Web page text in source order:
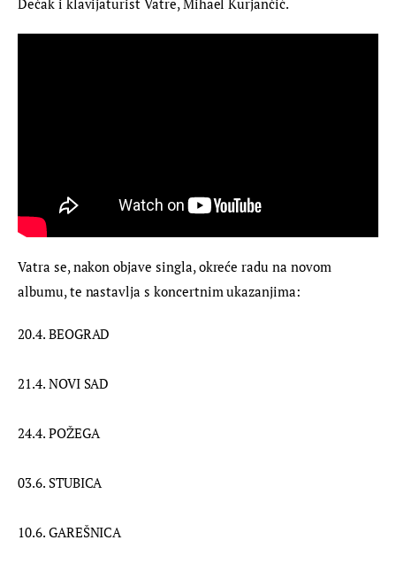
Dečak i klavijaturist Vatre, Mihael Kurjančić.
Vatra se, nakon objave singla, okreće radu na novom
albumu, te nastavlja s koncertnim ukazanjima:
20.4. BEOGRAD
21.4. NOVI SAD
24.4. POŽEGA
03.6. STUBICA
10.6. GAREŠNICA